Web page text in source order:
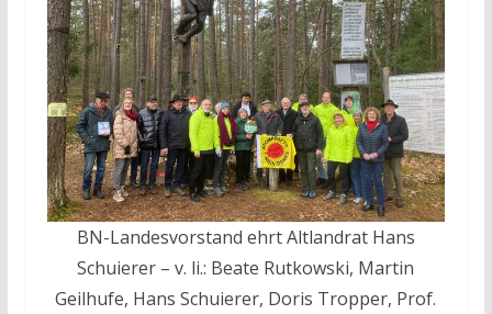
BN-Landesvorstand ehrt Altlandrat Hans
Schuierer – v. li.: Beate Rutkowski, Martin
Geilhufe, Hans Schuierer, Doris Tropper, Prof.